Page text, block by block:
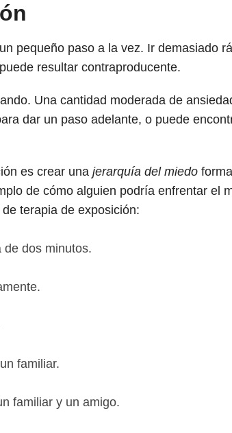
pequeño paso a la vez. Ir demasiado
resultar contraproducente.
Una cantidad moderada de
dar un paso adelante, o puede
es crear una jerarquía del miedo
de cómo alguien podría enfrentar el
terapia de exposición:
de dos minutos.
familiar.
familiar y un amigo.